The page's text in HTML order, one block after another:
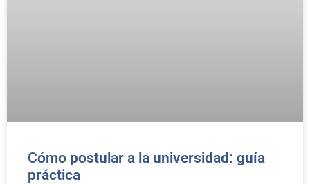
Cómo postular a la universidad: guía
práctica